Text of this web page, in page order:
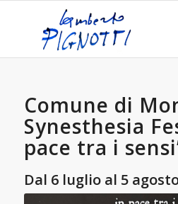
Comune di
Synesthesia
pace tra i
Dal 6 luglio al 5